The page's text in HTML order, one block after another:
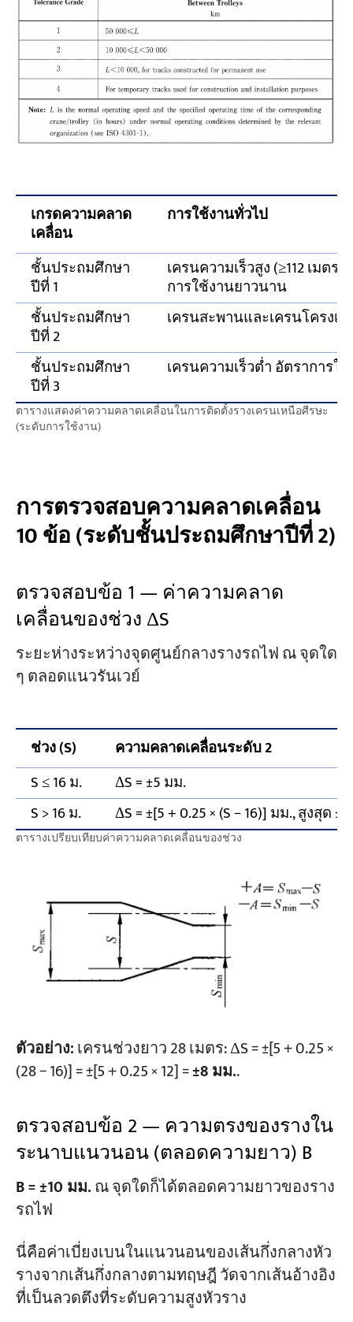
เกรดความคลาด
เคลื่อน
การใช้งานทั่วไป
ชั้นประถมศึกษา
ปีที่ 1
เครนความเร็วสูง (≥112 เม
การใช้งานยาวนาน
ชั้นประถมศึกษา
ปีที่ 2
เครนสะพานและเครนโครง
ชั้นประถมศึกษา
ปีที่ 3
เครนความเร็วต่ำ อัตราการใ
ตารางแสดงค่าความคลาดเคลื่อนในการติดตั้งรางเครนเหนือศีรษะ
(ระดับการใช้งาน)
การตรวจสอบความคลาดเคลื่อน
10 ข้อ (ระดับชั้นประถมศึกษาปีที่ 2)
ตรวจสอบข้อ 1 — ค่าความคลาด
เคลื่อนของช่วง ΔS
ระยะห่างระหว่างจุดศูนย์กลางรางรถไฟ ณ จุดใด
ๆ ตลอดแนวรันเวย์
ช่วง (S)
ความคลาดเคลื่อนระดับ 2
S ≤ 16 ม.
ΔS = ±5 มม.
S > 16 ม.
ΔS = ±[5 + 0.25 × (S − 16)] มม., สูงสุด
ตารางเปรียบเทียบค่าความคลาดเคลื่อนของช่วง
ตัวอย่าง:เครนช่วงยาว 28 เมตร: ΔS = ±[5 + 0.25 ×
(28 − 16)] = ±[5 + 0.25 × 12] =±8 มม..
ตรวจสอบข้อ 2 — ความตรงของรางใน
ระนาบแนวนอน (ตลอดความยาว) B
B = ±10 มม.ณ จุดใดก็ได้ตลอดความยาวของราง
รถไฟ
นี่คือค่าเบี่ยงเบนในแนวนอนของเส้นกึ่งกลางหัว
รางจากเส้นกึ่งกลางตามทฤษฎี วัดจากเส้นอ้างอิง
ที่เป็นลวดตึงที่ระดับความสูงหัวราง